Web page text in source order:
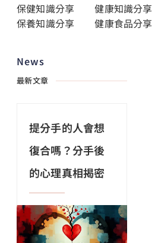
保健知識分享 健康知識分享
保養知識分享
健康食品分享
News
最新文章
提分手的人會想
復合嗎？分手後
的心理真相揭密